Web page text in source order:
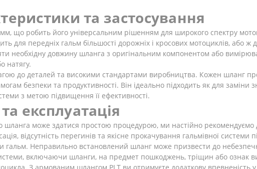
та застосування
що робить його універсальним рішенням для широкого спектру
для передніх гальм більшості дорожніх і кросових мотоциклів, або ж
необхідну довжину шланга з оригінальним компонентом або
натягу.
до деталей та високими стандартами виробництва. Кожен шланг
безпеки та продуктивності. Він ідеально підходить як для
з метою підвищення її ефективності.
експлуатація
шланга може здатися простою процедурою, ми настійно рекомендуємо
відсутність перегинів та якісне прокачування гальмівної
гальм. Неправильно встановлений шланг може призвести до
включаючи шланги, на предмет пошкоджень, тріщин або ознак